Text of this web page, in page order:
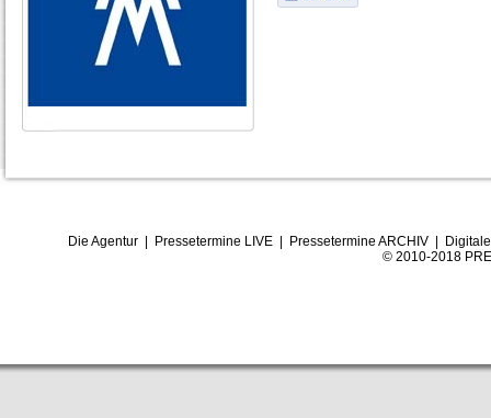
Die Agentur| Pressetermine LIVE| Pressetermine ARCHIV|
© 2010-2018